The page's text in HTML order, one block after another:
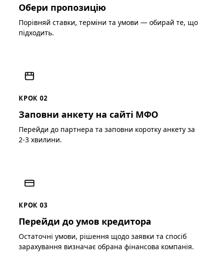
Обери пропозицію
Порівняй ставки, терміни та умови — обирай те, що
підходить.
КРОК 02
Заповни анкету на сайті МФО
Перейди до партнера та заповни коротку анкету за
2-3 хвилини.
КРОК 03
Перейди до умов кредитора
Остаточні умови, рішення щодо заявки та спосіб
зарахування визначає обрана фінансова компанія.